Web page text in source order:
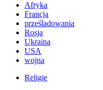
Afryka
Francja
prześladowania
Rosja
Ukraina
USA
wojna
Religie